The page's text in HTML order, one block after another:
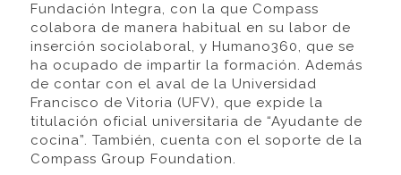
Fundación Integra, con la que Compass
colabora de manera habitual en su labor de
inserción sociolaboral, y Humano360, que se
ha ocupado de impartir la formación. Además
de contar con el aval de la Universidad
Francisco de Vitoria (UFV), que expide la
titulación oficial universitaria de “Ayudante de
cocina”. También, cuenta con el soporte de la
Compass Group Foundation.